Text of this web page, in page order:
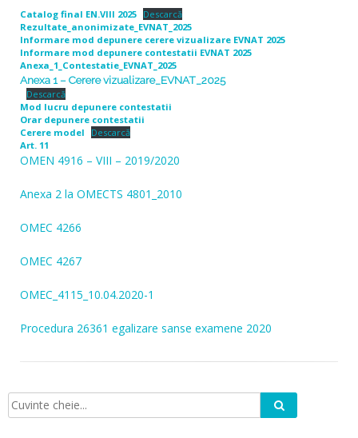
Catalog final EN.VIII 2025 Descarcă
Rezultate_anonimizate_EVNAT_2025
Informare mod depunere cerere vizualizare EVNAT 2025
Informare mod depunere contestatii EVNAT 2025
Anexa_1_Contestatie_EVNAT_2025
Anexa 1 – Cerere vizualizare_EVNAT_2025
Descarcă
Mod lucru depunere contestatii
Orar depunere contestatii
Cerere model
Descarcă
Art. 11
OMEN 4916 – VIII – 2019/2020
Anexa 2 la OMECTS 4801_2010
OMEC 4266
OMEC 4267
OMEC_4115_10.04.2020-1
Procedura 26361 egalizare sanse examene 2020